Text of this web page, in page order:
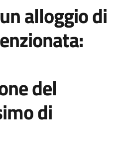
alloggio di
del
di